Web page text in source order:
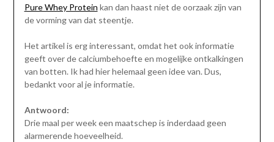
Pure Whey Protein kan dan haast niet de oorzaak zijn van
de vorming van dat steentje.
Het artikel is erg interessant, omdat het ook informatie
geeft over de calciumbehoefte en mogelijke ontkalkingen
van botten. Ik had hier helemaal geen idee van. Dus,
bedankt voor al je informatie.
Antwoord:
Drie maal per week een maatschep is inderdaad geen
alarmerende hoeveelheid.